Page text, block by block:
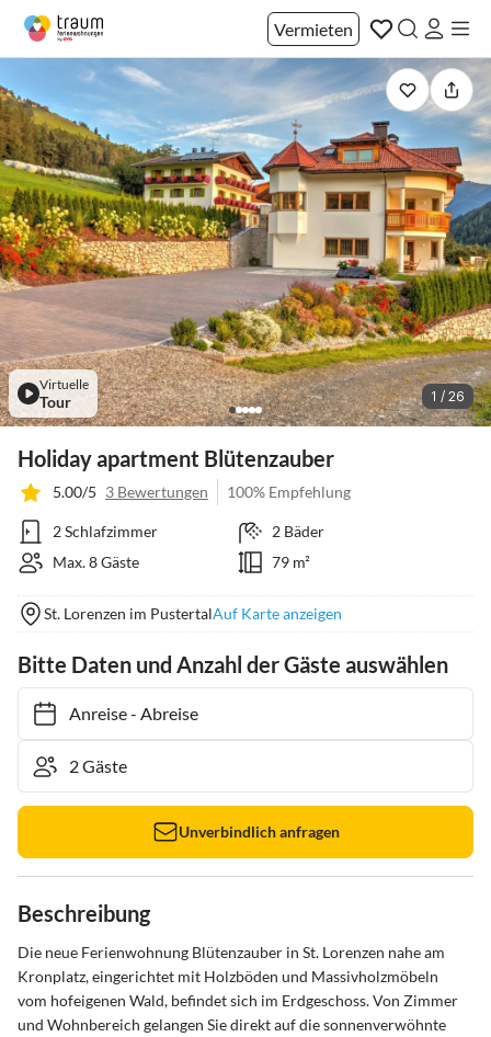
Vermieten
Virtuelle
Tour 1 / 26
Holiday apartment Blütenzauber
5.00/5 3 Bewertungen 100% Empfehlung
2 Schlafzimmer
2 Bäder
Max. 8 Gäste
79 m²
St. Lorenzen im PustertalAuf Karte anzeigen
Bitte Daten und Anzahl der Gäste auswählen
Anreise- Abreise
Unverbindlich anfragen
Beschreibung
Die neue Ferienwohnung Blütenzauber in St. Lorenzen nahe am
Kronplatz, eingerichtet mit Holzböden und Massivholzmöbeln
vom hofeigenen Wald, befindet sich im Erdgeschoss. Von Zimmer
und Wohnbereich gelangen Sie direkt auf die sonnenverwöhnte